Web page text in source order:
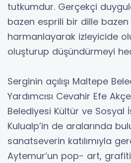
tutkumdur. Gerçekçi
bazen esprili bir dille
harmanlayarak izleyicide
oluşturup düşündürmeyi
Serginin açılışı Maltepe
Yardımcısı Cevahir Efe
Belediyesi Kültür ve Sosyal
Kulualp’in de aralarında
sanatseverin katılımıyla
Aytemur’un pop- art,